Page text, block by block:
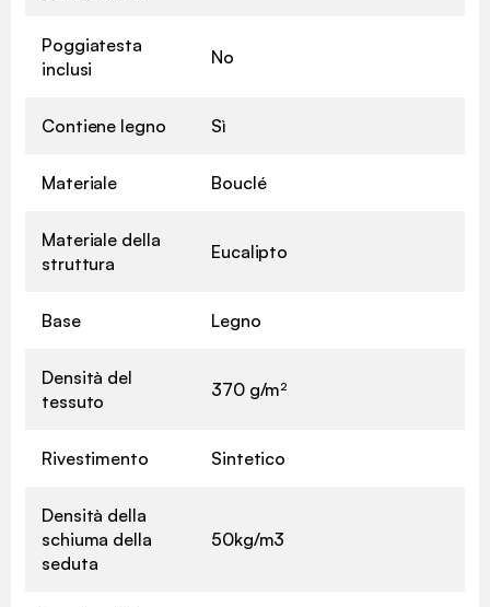
Poggiatesta
inclusi
No
Contiene legno Sì
Materiale Bouclé
Materiale della
struttura
Eucalipto
Base Legno
Densità del
tessuto
370 g/m²
Rivestimento Sintetico
Densità della
schiuma della
seduta
50kg/m3